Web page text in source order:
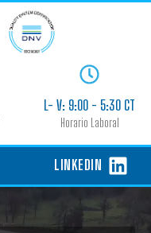
L- V: 9:00 - 5:30 CT
Horario Laboral
LINKEDIN